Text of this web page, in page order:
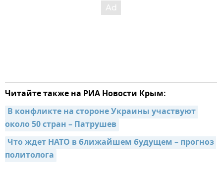
Читайте также на РИА Новости Крым:
В конфликте на стороне Украины участвуют
около 50 стран – Патрушев
Что ждет НАТО в ближайшем будущем – прогноз
политолога